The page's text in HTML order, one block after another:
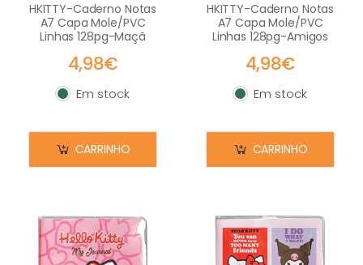
HKITTY-Caderno Notas
A7 Capa Mole/PVC
Linhas 128pg-Maçã
4,98€
Em stock
Em stock
CARRINHO
HKITTY-Caderno Notas
A7 Capa Mole/PVC
Linhas 128pg-Amigos
4,98€
Em stock
Em stock
CARRINHO